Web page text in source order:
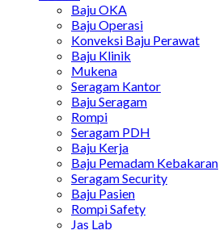
Baju OKA
Baju Operasi
Konveksi Baju Perawat
Baju Klinik
Mukena
Seragam Kantor
Baju Seragam
Rompi
Seragam PDH
Baju Kerja
Baju Pemadam Kebakaran
Seragam Security
Baju Pasien
Rompi Safety
Jas Lab